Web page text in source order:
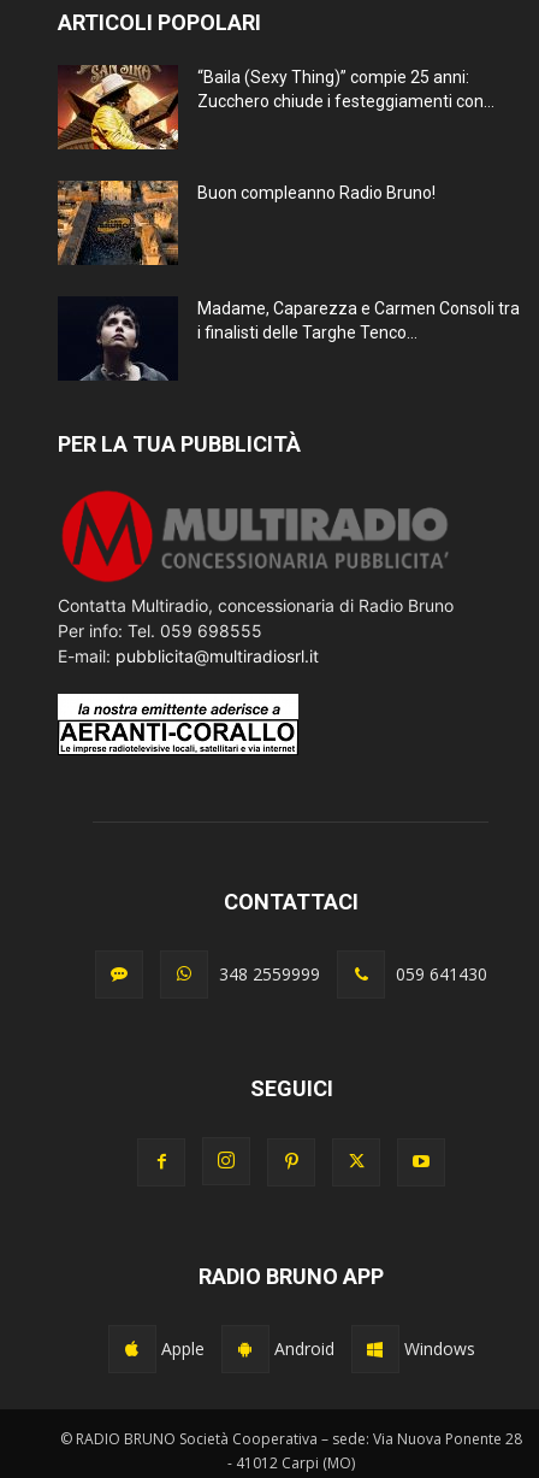
ARTICOLI POPOLARI
“Baila (Sexy Thing)” compie 25 anni:
Zucchero chiude i festeggiamenti con...
Buon compleanno Radio Bruno!
Madame, Caparezza e Carmen Consoli tra
i finalisti delle Targhe Tenco...
PER LA TUA PUBBLICITÀ
Contatta Multiradio, concessionaria di Radio Bruno
Per info: Tel. 059 698555
E-mail: pubblicita@multiradiosrl.it
CONTATTACI
348 2559999 059 641430
SEGUICI
RADIO BRUNO APP
Apple Android Windows
© RADIO BRUNO Società Cooperativa – sede: Via Nuova Ponente 28
- 41012 Carpi (MO)